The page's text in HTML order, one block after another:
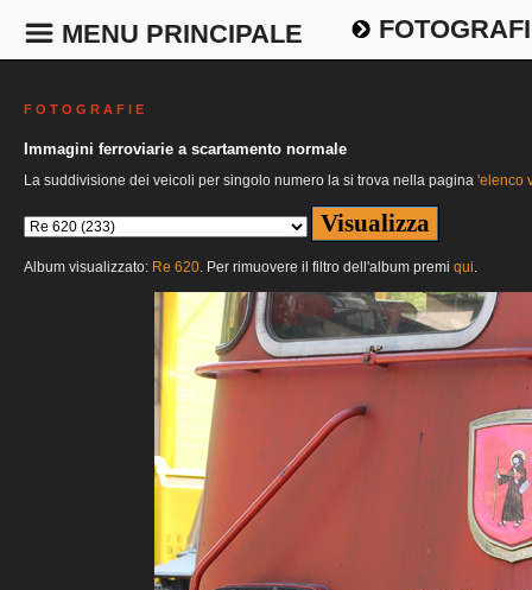
MENU PRINCIPALE
F O T O G R A F I E
Immagini ferroviarie a scartamento normale
La suddivisione dei veicoli per singolo numero la si trova nella pagina 'elenco
Album visualizzato: Re 620. Per rimuovere il filtro dell'album premi qui.